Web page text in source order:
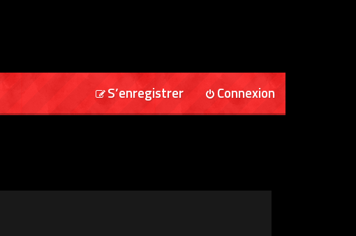
Connexion
S’enregistrer